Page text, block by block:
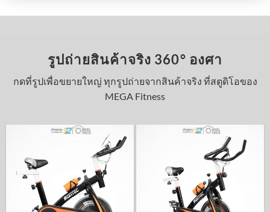
รูปถ่ายสินค้าจริง 360° องศา
กดที่รูปเพื่อขยายใหญ่ ทุกรูปถ่ายจากสินค้าจริง ที่สตูดิโอของ
MEGA Fitness